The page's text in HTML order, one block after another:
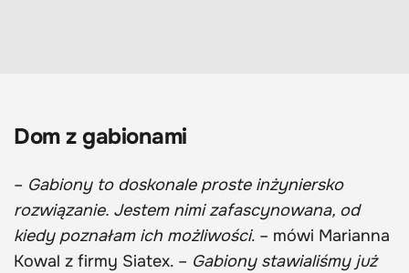
Dom z gabionami
– Gabiony to doskonale proste inżyniersko
rozwiązanie. Jestem nimi zafascynowana, od
kiedy poznałam ich możliwości. – mówi Marianna
Kowal z firmy Siatex. – Gabiony stawialiśmy już